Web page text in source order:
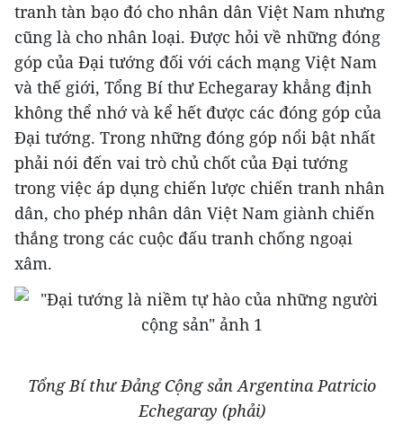
tranh tàn bạo đó cho nhân dân Việt Nam nhưng
cũng là cho nhân loại. Được hỏi về những đóng
góp của Đại tướng đối với cách mạng Việt Nam
và thế giới, Tổng Bí thư Echegaray khẳng định
không thể nhớ và kể hết được các đóng góp của
Đại tướng. Trong những đóng góp nổi bật nhất
phải nói đến vai trò chủ chốt của Đại tướng
trong việc áp dụng chiến lược chiến tranh nhân
dân, cho phép nhân dân Việt Nam giành chiến
thắng trong các cuộc đấu tranh chống ngoại
xâm.
Tổng Bí thư Đảng Cộng sản Argentina Patricio
Echegaray (phải)